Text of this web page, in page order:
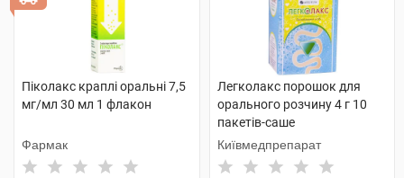
Піколакс краплі оральні 7,5
мг/мл 30 мл 1 флакон
Фармак
Легколакс порошок для
орального розчину 4 г 10
пакетів-саше
Київмедпрепарат